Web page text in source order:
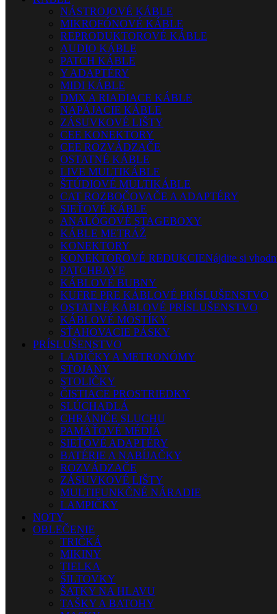
NÁSTROJOVÉ KÁBLE
MIKROFÓNOVÉ KÁBLE
REPRODUKTOROVÉ KÁBLE
AUDIO KÁBLE
PATCH KÁBLE
Y ADAPTÉRY
MIDI KÁBLE
DMX A RIADIACE KÁBLE
NAPÁJACIE KÁBLE
ZÁSUVKOVÉ LIŠTY
CEE KONEKTORY
CEE ROZVÁDZAČE
OSTATNÉ KÁBLE
LIVE MULTIKÁBLE
ŠTÚDIOVÉ MULTIKÁBLE
CAT ROZBOČOVAČE A ADAPTÉRY
SIEŤOVÉ KÁBLE
ANALÓGOVÉ STAGEBOXY
KÁBLE METRÁŽ
KONEKTORY
KONEKTOROVÉ REDUKCIENájdite si
PATCHBAYE
KÁBLOVÉ BUBNY
KUFRE PRE KÁBLOVÉ PRÍSLUŠENSTVO
OSTATNÉ KÁBLOVÉ PRÍSLUŠENSTVO
KÁBLOVÉ MOSTÍKY
SŤAHOVACIE PÁSKY
PRÍSLUŠENSTVO
LADIČKY A METRONÓMY
STOJANY
STOLIČKY
ČISTIACE PROSTRIEDKY
SLÚCHADLÁ
CHRÁNIČE SLUCHU
PAMÄŤOVÉ MÉDIÁ
SIEŤOVÉ ADAPTÉRY
BATÉRIE A NABÍJAČKY
ROZVÁDZAČE
ZÁSUVKOVÉ LIŠTY
MULTIFUNKČNÉ NÁRADIE
LAMPIČKY
NOTY
OBLEČENIE
TRIČKÁ
MIKINY
TIELKA
ŠILTOVKY
ŠATKY NA HLAVU
TAŠKY A BATOHY